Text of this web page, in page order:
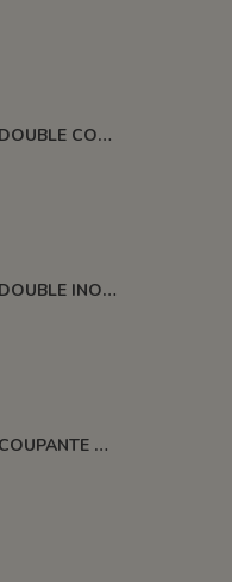
MIRETTE DOUBLE COUPANTE L 265 MM N°14
MIRETTE DOUBLE INOX FIL COUPANT L 18 CM - FR383
MIRETTE COUPANTE ACIER INOXYDABLE 120 MM N°3